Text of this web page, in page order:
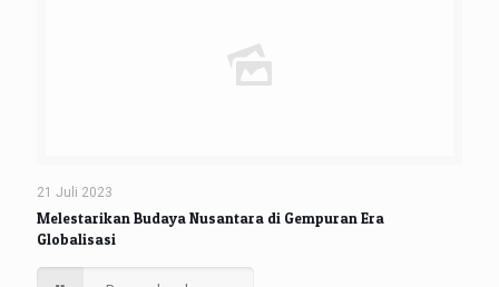
21 Juli 2023
Melestarikan Budaya Nusantara di Gempuran Era
Globalisasi